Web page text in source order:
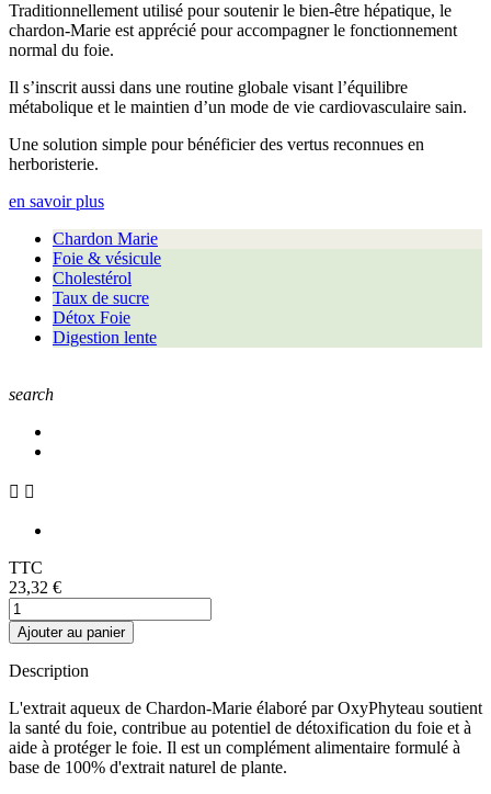
Traditionnellement utilisé pour soutenir le bien-être hépatique, le
chardon-Marie est apprécié pour accompagner le fonctionnement
normal du foie.
Il s’inscrit aussi dans une routine globale visant l’équilibre
métabolique et le maintien d’un mode de vie cardiovasculaire sain.
Une solution simple pour bénéficier des vertus reconnues en
herboristerie.
en savoir plus
Chardon Marie
Foie & vésicule
Cholestérol
Taux de sucre
Détox Foie
Digestion lente
search
 
TTC
23,32 €
Ajouter au panier
Description
L'extrait aqueux de Chardon-Marie élaboré par OxyPhyteau soutient
la santé du foie, contribue au potentiel de détoxification du foie et à
aide à protéger le foie. Il est un complément alimentaire formulé à
base de 100% d'extrait naturel de plante.